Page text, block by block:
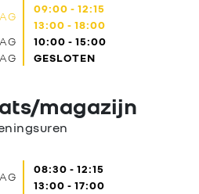
09:00 - 12:15
13:00 - 18:00
10:00 - 15:00
GESLOTEN
magazijn
08:30 - 12:15
13:00 - 17:00